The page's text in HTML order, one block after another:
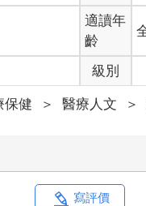
適讀年
齡
級別
保健 ＞ 醫療人文 ＞
寫評價